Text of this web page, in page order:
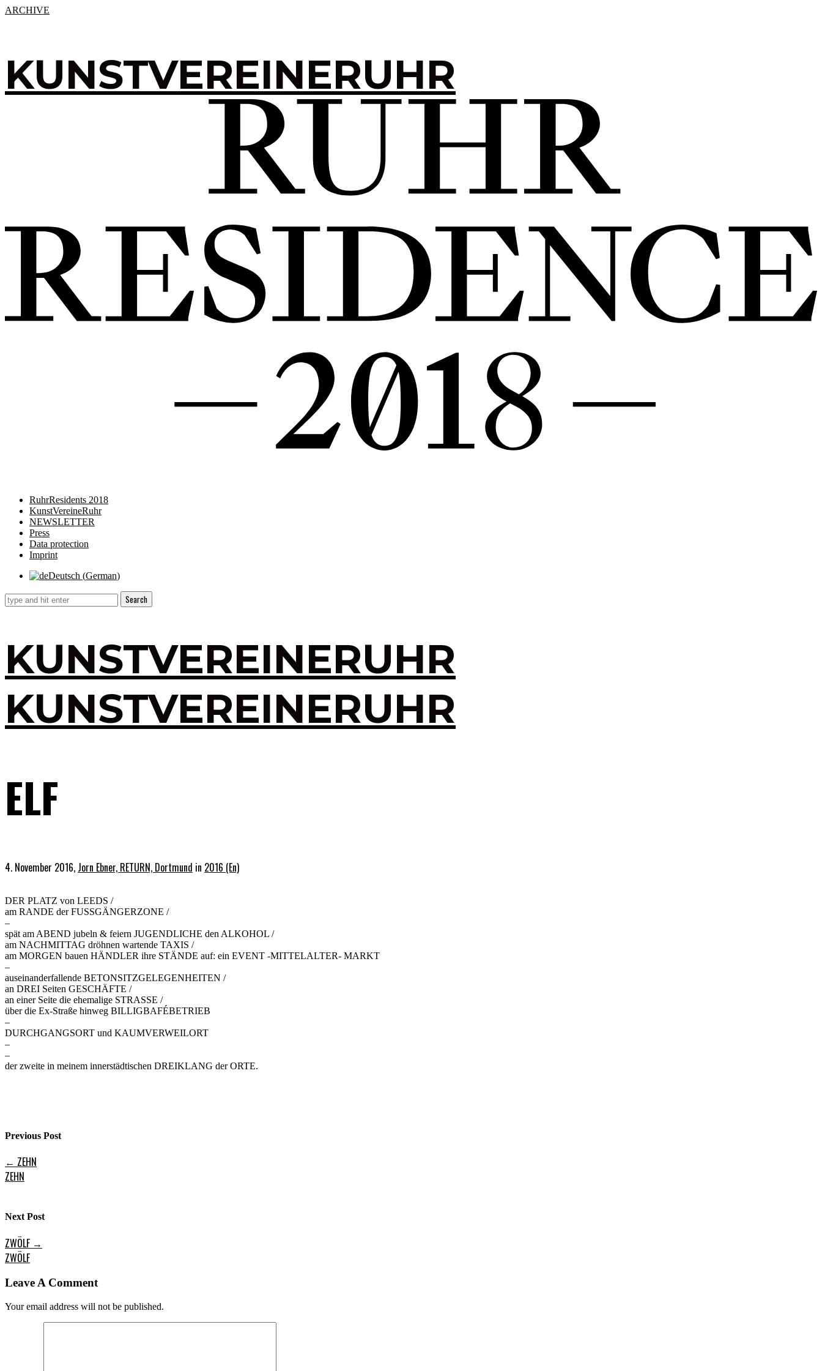
ARCHIVE
KUNSTVEREINERUHR
RuhrResidents 2018
KunstVereineRuhr
NEWSLETTER
Press
Data protection
Imprint
Deutsch (German)
KUNSTVEREINERUHR
KUNSTVEREINERUHR
ELF
4. November 2016, Jorn Ebner, RETURN, Dortmund in 2016 (En)
DER PLATZ von LEEDS /
am RANDE der FUSSGÄNGERZONE /
–
spät am ABEND jubeln & feiern JUGENDLICHE den ALKOHOL /
am NACHMITTAG dröhnen wartende TAXIS /
am MORGEN bauen HÄNDLER ihre STÄNDE auf: ein EVENT -MITTELALTER- MARKT
–
auseinanderfallende BETONSITZGELEGENHEITEN /
an DREI Seiten GESCHÄFTE /
an einer Seite die ehemalige STRASSE /
über die Ex-Straße hinweg BILLIGBAFÉBETRIEB
–
DURCHGANGSORT und KAUMVERWEILORT
–
–
der zweite in meinem innerstädtischen DREIKLANG der ORTE.
Previous Post
← ZEHN
ZEHN
Next Post
ZWÖLF →
ZWÖLF
Leave A Comment
Your email address will not be published.